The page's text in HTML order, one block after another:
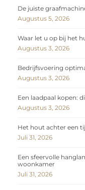
De juiste
Augustus 5, 2026
Waar let u op bij het
Augustus 3, 2026
Bedrijfsvoering
Augustus 3, 2026
Een laadpaal kopen:
Augustus 3, 2026
Het hout achter een
Juli 31, 2026
Een sfeervolle
woonkamer
Juli 31, 2026